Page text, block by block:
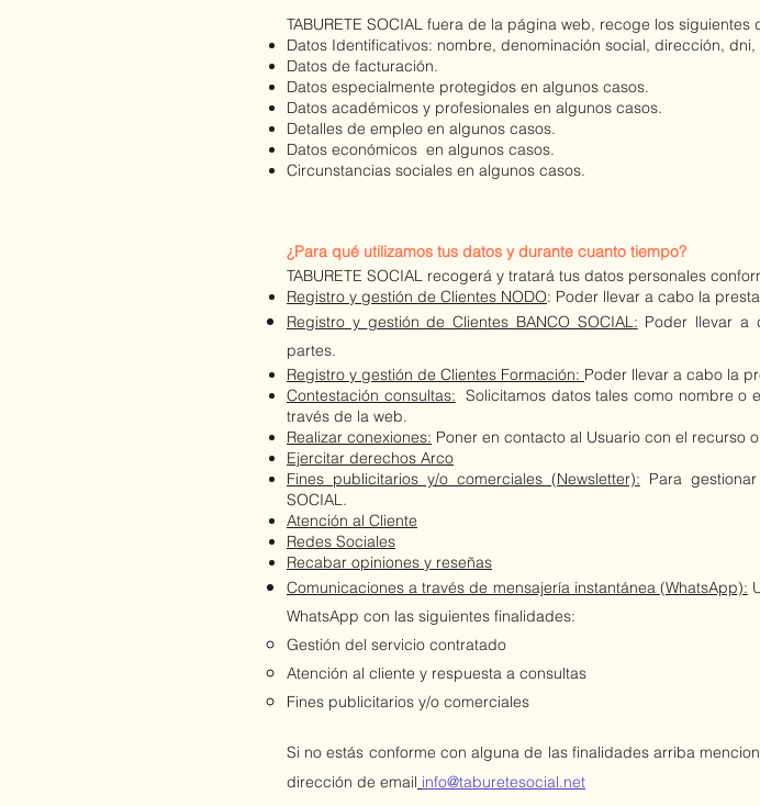
TABURETE SOCIAL fuera de la página web, recoge los siguientes
Datos Identificativos: nombre, denominación social, dirección,
Datos de facturación.
Datos especialmente protegidos en algunos casos.
Datos académicos y profesionales en algunos casos.
Detalles de empleo en algunos casos.
Datos económicos en algunos casos.
Circunstancias sociales en algunos casos.
​¿Para qué utilizamos tus datos y durante cuanto tiempo?
TABURETE SOCIAL recogerá y tratará tus datos personales
Registro y gestión de Clientes NODO: Poder llevar a cabo la
Registro y gestión de Clientes BANCO SOCIAL: Poder llevar a
partes.
Registro y gestión de Clientes Formación: Poder llevar a cabo la
Contestación consultas: Solicitamos datos tales como nombre o
través de la web.
Realizar conexiones: Poner en contacto al Usuario con el recurso
Ejercitar derechos Arco
Fines publicitarios y/o comerciales (Newsletter): Para
SOCIAL.
Atención al Cliente
Redes Sociales
Recabar opiniones y reseñas
Comunicaciones a través de mensajería instantánea (WhatsApp):
WhatsApp con las siguientes finalidades:
Gestión del servicio contratado​
Atención al cliente y respuesta a consultas
Fines publicitarios y/o comerciales
Si no estás conforme con alguna de las finalidades arriba
dirección de email info@taburetesocial.net